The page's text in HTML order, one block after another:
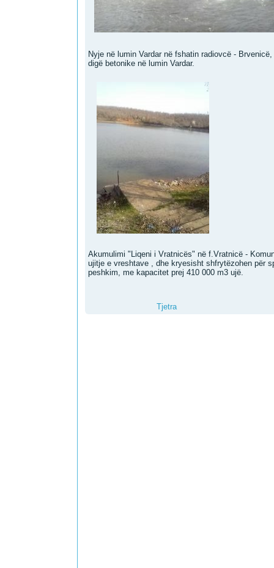
Nyje në lumin Vardar në fshatin radiovcë -
digë betonike në lumin Vardar.
Akumulimi "Liqeni i Vratnicës" në f.Vratnicë -
ujitje e vreshtave , dhe kryesisht shfrytëzohen për
peshkim, me kapacitet prej 410 000 m3 ujë.
Tjetra